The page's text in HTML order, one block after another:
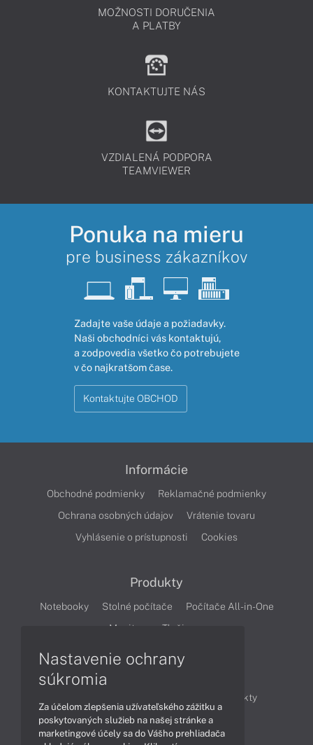
MOŽNOSTI DORUČENIA
A PLATBY
KONTAKTUJTE NÁS
VZDIALENÁ PODPORA
TEAMVIEWER
Ponuka na mieru
pre business zákazníkov
Zadajte vaše údaje a požiadavky.
Naši obchodníci vás kontaktujú,
a zodpovedia všetko čo potrebujete
v čo najkratšom čase.
Kontaktujte OBCHOD
Informácie
Obchodné podmienky
Reklamačné podmienky
Ochrana osobných údajov
Vrátenie tovaru
Vyhlásenie o prístupnosti
Cookies
Produkty
Notebooky Stolné počítače
Počítače All-in-One
Monitory
Tlačiarne
Produkty
Technológie
Videá
Nastavenie ochrany
súkromia
Za účelom zlepšenia užívateľského zážitku a
poskytovaných služieb na našej stránke a
marketingové účely sa do Vášho prehliadača